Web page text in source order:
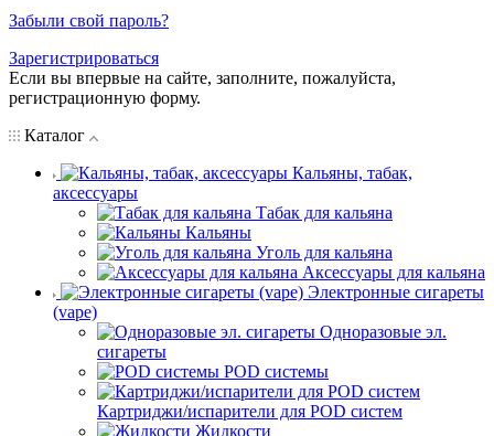
Забыли свой пароль?
Зарегистрироваться
Если вы впервые на сайте, заполните, пожалуйста,
регистрационную форму.
Каталог
Кальяны, табак,
аксессуары
Табак для кальяна
Кальяны
Уголь для кальяна
Аксессуары для кальяна
Электронные сигареты
(vape)
Одноразовые эл.
сигареты
POD системы
Картриджи/испарители для POD систем
Жидкости